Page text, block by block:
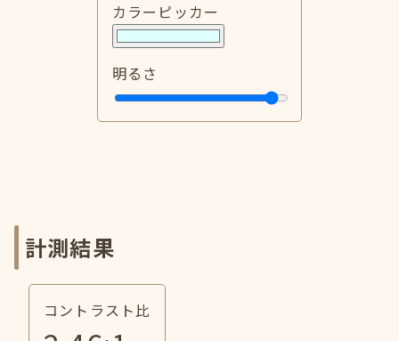
カラーピッカー
明るさ
計測結果
コントラスト比